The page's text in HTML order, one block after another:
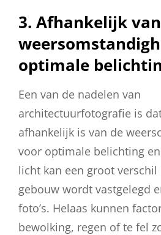
3. Afhankelijk van
optimale
Een van de nadelen van
architectuurfotografie is
afhankelijk is van de
voor optimale belichting
licht kan een groot
gebouw wordt vastgelegd
foto’s. Helaas kunnen
bewolking, regen of te fel